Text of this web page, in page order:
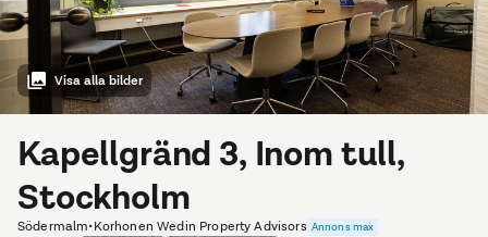
Visa alla bilder
Kapellgränd 3, Inom tull,
Stockholm
Södermalm•Korhonen Wedin Property Advisors Annons max